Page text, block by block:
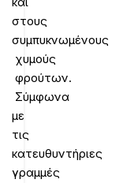
στους
συμπυκνωμένους
χυμούς
φρούτων.
Σύμφωνα
με
τις
κατευθυντήριες
γραμμές